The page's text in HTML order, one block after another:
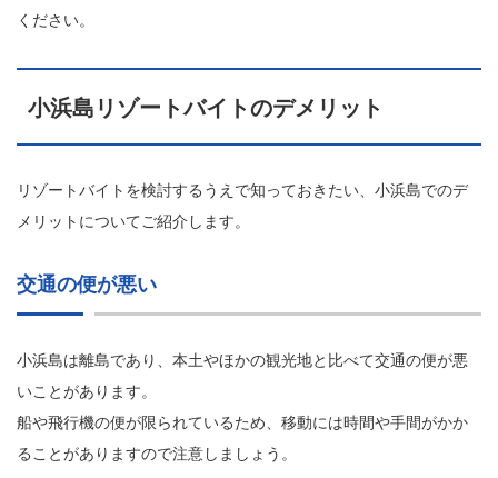
ください。
小浜島リゾートバイトのデメリット
リゾートバイトを検討するうえで知っておきたい、小浜島でのデ
メリットについてご紹介します。
交通の便が悪い
小浜島は離島であり、本土やほかの観光地と比べて交通の便が悪
いことがあります。
船や飛行機の便が限られているため、移動には時間や手間がかか
ることがありますので注意しましょう。